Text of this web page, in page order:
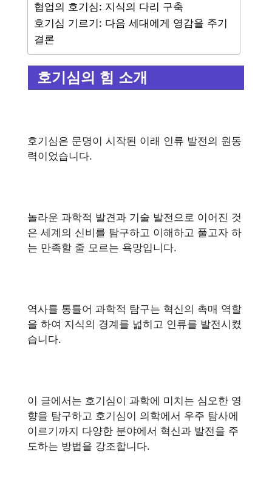
협업의 호기심: 지식의 다리 구축
호기심 기르기: 다음 세대에게 영감을 주기
결론
호기심의 힘 소개
호기심은 문명이 시작된 이래 인류 발전의 원동
력이었습니다.
놀라운 과학적 발견과 기술 발전으로 이어진 것
은 세계의 신비를 탐구하고 이해하고 풀고자 하
는 만족할 줄 모르는 욕망입니다.
역사를 통틀어 과학적 탐구는 혁신의 촉매 역할
을 하여 지식의 경계를 넓히고 인류를 발전시켰
습니다.
이 글에서는 호기심이 과학에 미치는 심오한 영
향을 탐구하고 호기심이 의학에서 우주 탐사에
이르기까지 다양한 분야에서 혁신과 발전을 주
도하는 방법을 강조합니다.